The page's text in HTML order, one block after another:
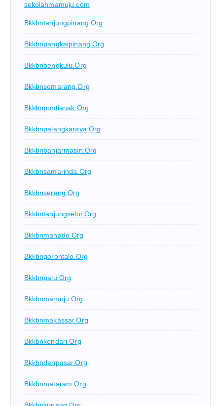
sekolahmamuju.com
Bkkbntanjungpinang.org
Bkkbnpangkalpinang.org
Bkkbnbengkulu.org
Bkkbnsemarang.org
Bkkbnpontianak.org
Bkkbnpalangkaraya.org
Bkkbnbanjarmasin.org
Bkkbnsamarinda.org
Bkkbnserang.org
Bkkbntanjungselor.org
Bkkbnmanado.org
Bkkbngorontalo.org
Bkkbnpalu.org
Bkkbnmamuju.org
Bkkbnmakassar.org
Bkkbnkendari.org
Bkkbndenpasar.org
Bkkbnmataram.org